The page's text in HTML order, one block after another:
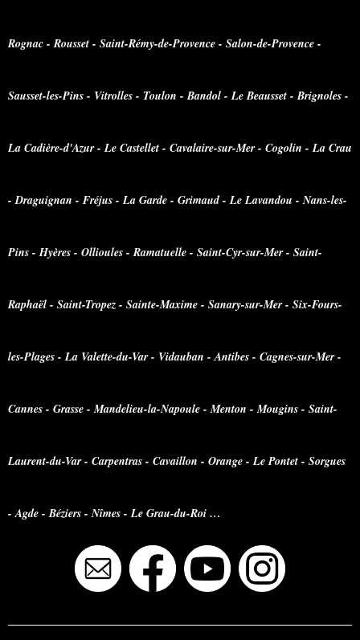
Rognac - Rousset - Saint-Rémy-de-Provence - Salon-de-Provence -
Sausset-les-Pins - Vitrolles - Toulon - Bandol - Le Beausset - Brignoles -
La Cadière-d'Azur - Le Castellet - Cavalaire-sur-Mer - Cogolin - La Crau
- Draguignan - Fréjus - La Garde - Grimaud - Le Lavandou - Nans-les-
Pins - Hyères - Ollioules - Ramatuelle - Saint-Cyr-sur-Mer - Saint-
Raphaël - Saint-Tropez - Sainte-Maxime - Sanary-sur-Mer - Six-Fours-
les-Plages - La Valette-du-Var - Vidauban - Antibes - Cagnes-sur-Mer -
Cannes - Grasse - Mandelieu-la-Napoule - Menton - Mougins - Saint-
Laurent-du-Var - Carpentras - Cavaillon - Orange - Le Pontet - Sorgues
- Agde - Béziers - Nîmes - Le Grau-du-Roi …